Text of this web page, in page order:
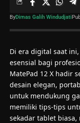
ByDimas Galih Windudjati
Di era digital saat
esensial bagi
MatePad 12 X hadir
desain elegan,
untuk mendukung
memiliki tips-tips
sekadar tablet